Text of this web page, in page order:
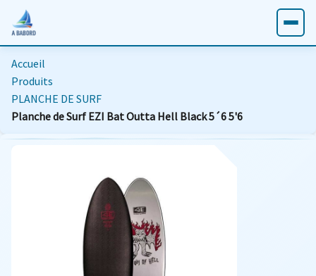
Accueil
Produits
PLANCHE DE SURF
Planche de Surf EZI Bat Outta Hell Black 5´6 5'6